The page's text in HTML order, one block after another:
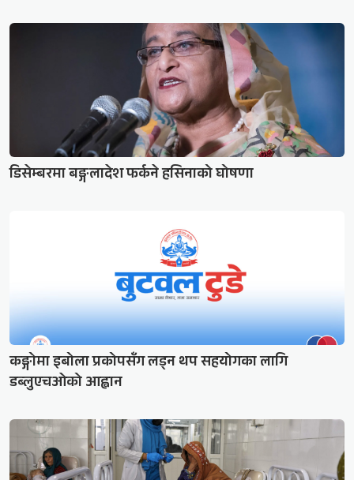
डिसेम्बरमा बङ्गलादेश फर्कने हसिनाको घोषणा
कङ्गोमा इबोला प्रकोपसँग लड्न थप सहयोगका लागि
डब्लुएचओको आह्वान